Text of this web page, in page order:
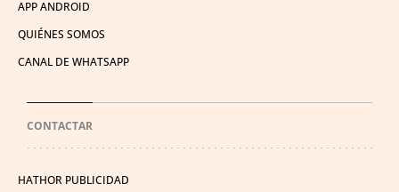
APP ANDROID
QUIÉNES SOMOS
CANAL DE WHATSAPP
CONTACTAR
HATHOR PUBLICIDAD